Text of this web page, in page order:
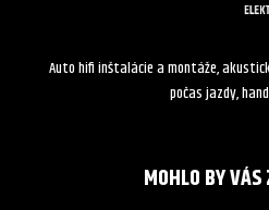
Auto hifi inštalácie a montáže,
počas jazdy,
MOHLO BY